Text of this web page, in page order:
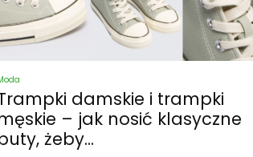
damskie i trampki
– jak nosić klasyczne
żeby...